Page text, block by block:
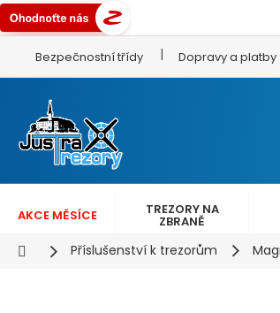
obsah
Bezpečnostní třídy Dopravy a platby
AKCE MĚSÍCE TREZORY NA
ZBRANĚ
DomůPříslušenství k trezorům